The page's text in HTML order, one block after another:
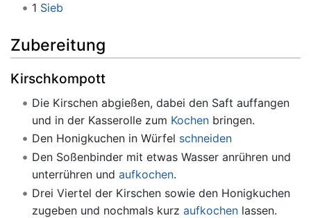
1 Sieb
Zubereitung
Kirschkompott
Die Kirschen abgießen, dabei den Saft auffangen
und in der Kasserolle zum Kochenbringen.
Den Honigkuchen in Würfel schneiden
Den Soßenbinder mit etwas Wasser anrühren und
unterrühren und aufkochen.
Drei Viertel der Kirschen sowie den Honigkuchen
zugeben und nochmals kurz aufkochenlassen.